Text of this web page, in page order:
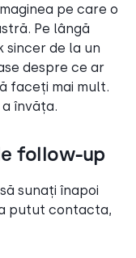
pe care o
Pe lângă
sincer de la un
despre ce ar
faceți mai mult.
învăța.
follow-up
sunați înapoi
putut contacta,